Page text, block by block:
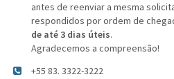
antes de reenviar a mesma
respondidos por ordem de
de até 3 dias úteis.
Agradecemos a compreensão!
+55 83. 3322-3222